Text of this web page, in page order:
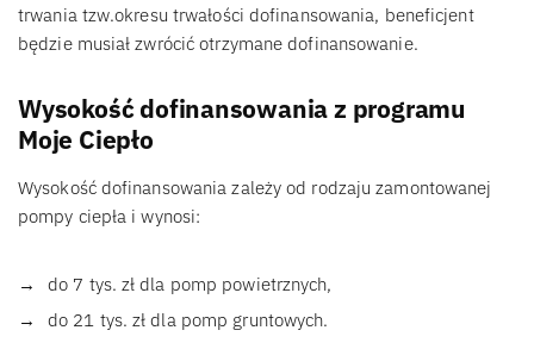
trwania tzw.okresu trwałości dofinansowania, beneficjent
będzie musiał zwrócić otrzymane dofinansowanie.
Wysokość dofinansowania z programu
Moje Ciepło
Wysokość dofinansowania zależy od rodzaju zamontowanej
pompy ciepła i wynosi:
do 7 tys. zł dla pomp powietrznych,
do 21 tys. zł dla pomp gruntowych.